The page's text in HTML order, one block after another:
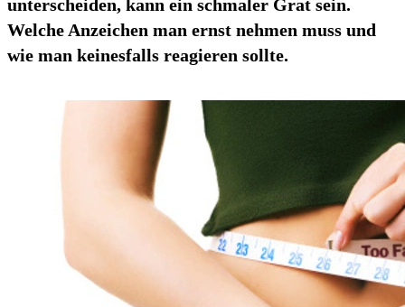
unterscheiden, kann ein schmaler Grat sein.
Welche Anzeichen man ernst nehmen muss und
wie man keinesfalls reagieren sollte.